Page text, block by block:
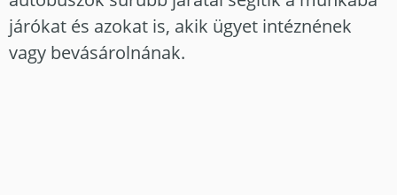
járókat és azokat is, akik ügyet intéznének
vagy bevásárolnának.